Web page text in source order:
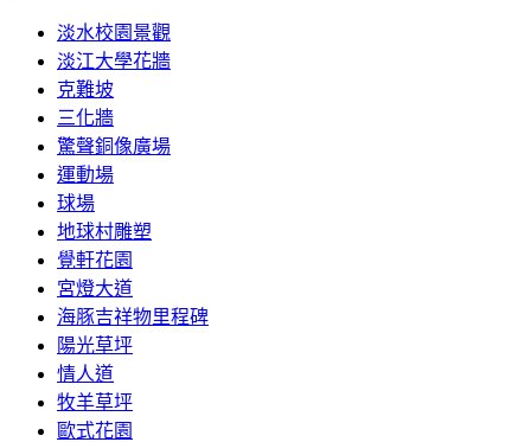
淡水校園景觀
淡江大學花牆
克難坡
三化牆
驚聲銅像廣場
運動場
球場
地球村雕塑
覺軒花園
宮燈大道
海豚吉祥物里程碑
陽光草坪
情人道
牧羊草坪
歐式花園